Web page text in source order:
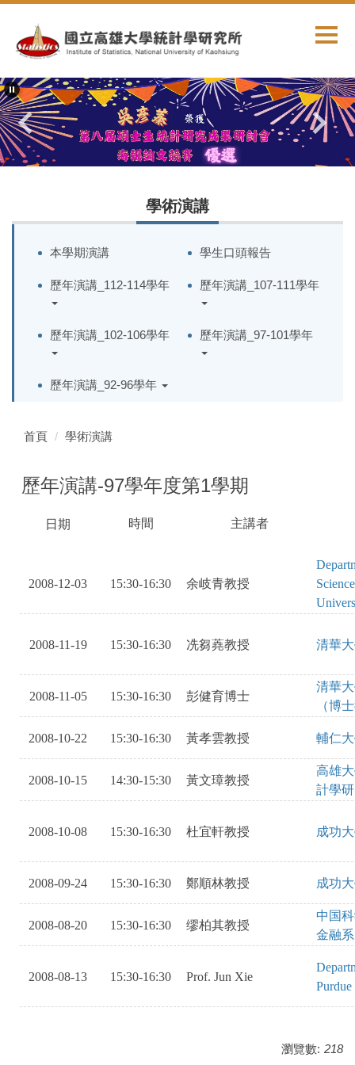
主
內
容
區
學術演講
本學期演講 學生口頭報告
歷年演講_112-114學年 歷年演講_107-111學年
歷年演講_102-106學年 歷年演講_97-101學年
歷年演講_92-96學年
首頁 學術演講
歷年演講-97學年度第1學期
日期
時間
主講者
2008-12-03 15:30-16:30 余岐青教授
2008-11-19 15:30-16:30 冼芻蕘教授 清華
2008-11-05 15:30-16:30 彭健育博士
清華
（博
2008-10-22 15:30-16:30 黃孝雲教授 輔仁
2008-10-15 14:30-15:30 黃文璋教授
高雄
計學
2008-10-08 15:30-16:30 杜宜軒教授 成功
2008-09-24 15:30-16:30 鄭順林教授 成功
2008-08-20 15:30-16:30 缪柏其教授
中国
金融系
2008-08-13 15:30-16:30 Prof. Jun Xie
瀏覽數: 218